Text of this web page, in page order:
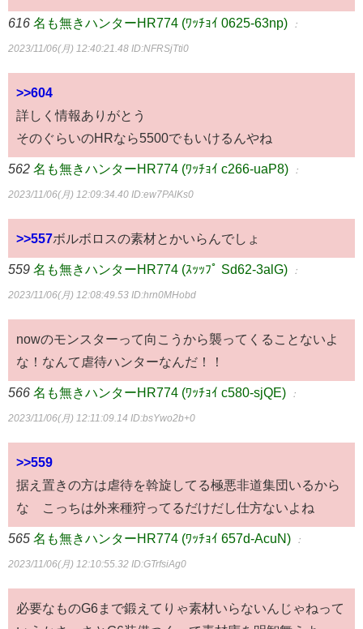
616 名も無きハンターHR774 (ﾜｯﾁｮｲ 0625-63np) ：
2023/11/06(月) 12:40:21.48 ID:NFRSjTti0
>>604
詳しく情報ありがとう
そのぐらいのHRなら5500でもいけるんやね
562 名も無きハンターHR774 (ﾜｯﾁｮｲ c266-uaP8) ：
2023/11/06(月) 12:09:34.40 ID:ew7PAlKs0
>>557ボルボロスの素材とかいらんでしょ
559 名も無きハンターHR774 (ｽｯｯﾌﾟ Sd62-3alG) ：
2023/11/06(月) 12:08:49.53 ID:hrn0MHobd
nowのモンスターって向こうから襲ってくることないよ
な！なんて虐待ハンターなんだ！！
566 名も無きハンターHR774 (ﾜｯﾁｮｲ c580-sjQE) ：
2023/11/06(月) 12:11:09.14 ID:bsYwo2b+0
>>559
据え置きの方は虐待を斡旋してる極悪非道集団いるから
な こっちは外来種狩ってるだけだし仕方ないよね
565 名も無きハンターHR774 (ﾜｯﾁｮｲ 657d-AcuN) ：
2023/11/06(月) 12:10:55.32 ID:GTrfsiAg0
必要なものG6まで鍛えてりゃ素材いらないんじゃねって